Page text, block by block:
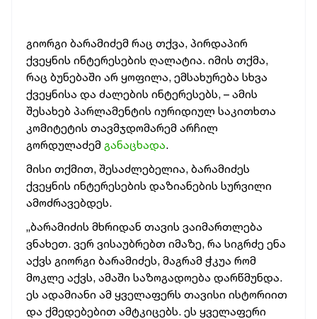
გიორგი ბარამიძემ რაც თქვა, პირდაპირ
ქვეყნის ინტერესების ღალატია. იმის თქმა,
რაც ბუნებაში არ ყოფილა, ემსახურება სხვა
ქვეყნისა და ძალების ინტერესებს, – ამის
შესახებ პარლამენტის იურიდიულ საკითხთა
კომიტეტის თავმჯდომარემ არჩილ
გორდულაძემ განაცხადა.
მისი თქმით, შესაძლებელია, ბარამიძეს
ქვეყნის ინტერესების დაზიანების სურვილი
ამოძრავებდეს.
„ბარამიძის მხრიდან თავის ვაიმართლება
ვნახეთ. ვერ ვისაუბრებთ იმაზე, რა სიგრძე ენა
აქვს გიორგი ბარამიძეს, მაგრამ ჭკუა რომ
მოკლე აქვს, ამაში საზოგადოება დარწმუნდა.
ეს ადამიანი ამ ყველაფერს თავისი ისტორიით
და ქმედებებით ამტკიცებს. ეს ყველაფერი